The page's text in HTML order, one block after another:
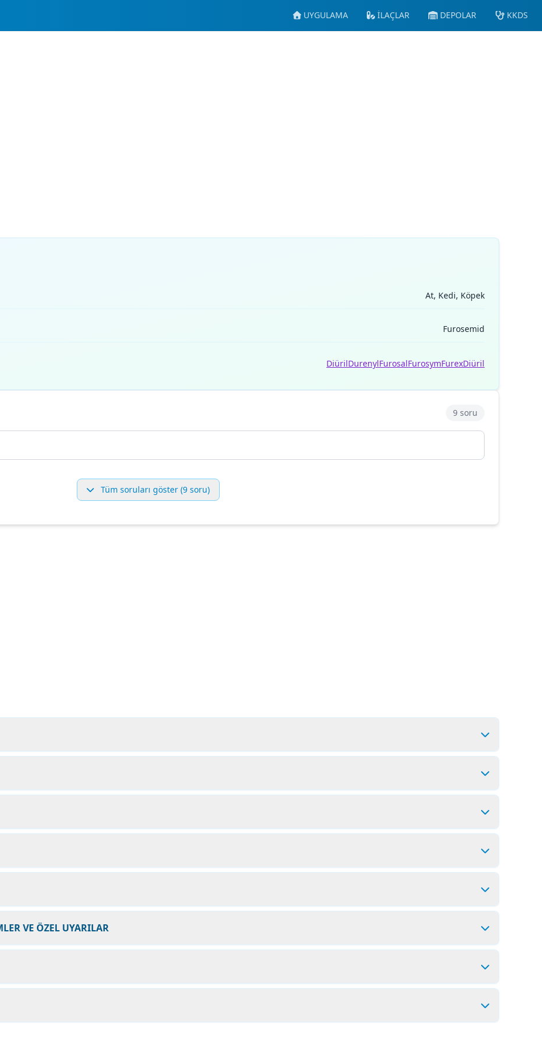
UYGULAMA İLAÇLAR DEPOLAR KKDS
At, Kedi, Köpek
Furosemid
DiürilDurenylFurosalFurosymFurexDiüril
9 soru
Tüm soruları göster (9 soru)
VE ÖZEL UYARILAR